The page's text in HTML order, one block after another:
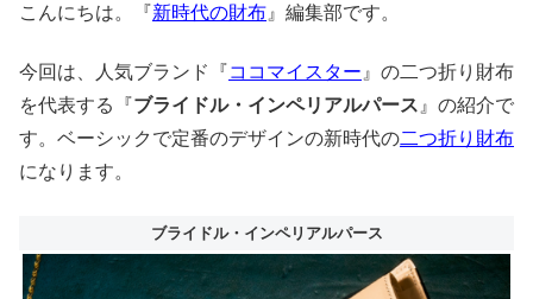
こんにちは。『新時代の財布 』編集部です。
今回は、人気ブランド『 ココマイスター』の二つ折り財布
を代表する『 ブライドル・インペリアルパース』の紹介で
す。ベーシックで定番のデザインの新時代の二つ折り財布
になります。
ブライドル・インペリアルパース